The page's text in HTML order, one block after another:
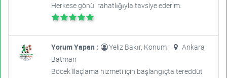
Herkese gönül rahatlığıyla tavsiye ederim.
Yorum Yapan : Yeliz Bakır, Konum :
Ankara
Batman
Böcek İlaçlama hizmeti için başlangıçta tereddüt